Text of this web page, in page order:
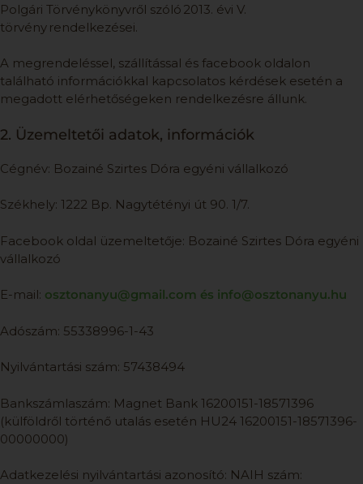
Polgári Törvénykönyvről szóló 2013. évi V.
törvény rendelkezései.
A megrendeléssel, szállítással és facebook oldalon
található információkkal kapcsolatos kérdések esetén a
megadott elérhetőségeken rendelkezésre állunk.
2. Üzemeltetői adatok, információk
Cégnév: Bozainé Szirtes Dóra egyéni vállalkozó
Székhely: 1222 Bp. Nagytétényi út 90. 1/7.
Facebook oldal üzemeltetője: Bozainé Szirtes Dóra egyéni
vállalkozó
E-mail: osztonanyu@gmail.com és info@osztonanyu.hu
Adószám: 55338996-1-43
Nyilvántartási szám: 57438494
Bankszámlaszám: Magnet Bank 16200151-18571396
(külföldről történő utalás esetén HU24 16200151-18571396-
00000000)
Adatkezelési nyilvántartási azonosító: NAIH szám: